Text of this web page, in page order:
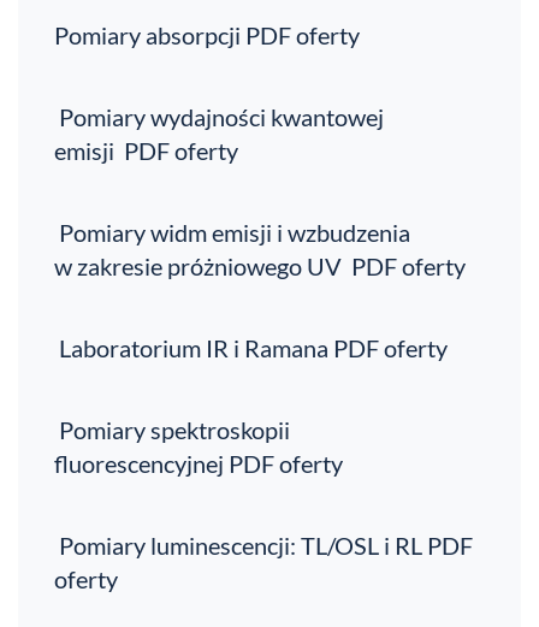
Pomiary absorpcji PDF oferty
Pomiary wydajności kwantowej
emisji PDF oferty
Pomiary widm emisji i wzbudzenia
w zakresie próżniowego UV PDF oferty
Laboratorium IR i Ramana PDF oferty
Pomiary spektroskopii
fluorescencyjnej PDF oferty
Pomiary luminescencji: TL/OSL i RL PDF
oferty